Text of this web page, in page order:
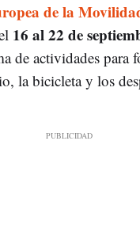
de la
16 al 22 de
de actividades para
la bicicleta y los